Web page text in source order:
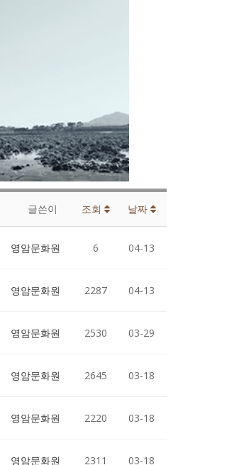
글쓴이 조회 날짜
영암문화원 6 04-13
영암문화원 2287 04-13
영암문화원 2530 03-29
영암문화원 2645 03-18
영암문화원 2220 03-18
영암문화원 2311 03-18